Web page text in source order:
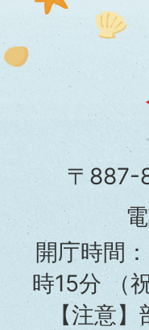
土曜日
届・死
きますか
婚姻届
外国人と
すか。
〒887-
開庁時間
時15分（
【注意